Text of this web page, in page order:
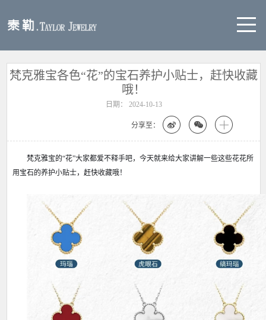
梵克雅宝各色“花”的宝石养护小贴士，赶快收藏
哦！
日期： 2024-10-13
分享至：
梵克雅宝的“花”大家都爱不释手吧，今天就来给大家讲解一些这些花花所
用宝石的养护小贴士，赶快收藏哦！